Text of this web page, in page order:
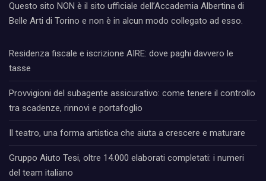
Questo sito NON è il sito ufficiale dell’Accademia Albertina di
Belle Arti di Torino e non è in alcun modo collegato ad esso.
Residenza fiscale e iscrizione AIRE: dove paghi davvero le
tasse
Provvigioni del subagente assicurativo: come tenere il controllo
tra scadenze, rinnovi e portafoglio
Il teatro, una forma artistica che aiuta a crescere e maturare
Gruppo Aiuto Tesi, oltre 14.000 elaborati completati: i numeri
del team italiano